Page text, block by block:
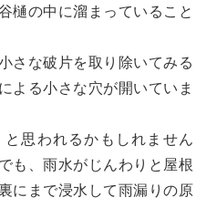
樋の中に溜まっていること
さな破片を取り除いてみる
よる小さな穴が開いていま
と思われるかもしれません
も、雨水がじんわりと屋根
にまで浸水して雨漏りの原